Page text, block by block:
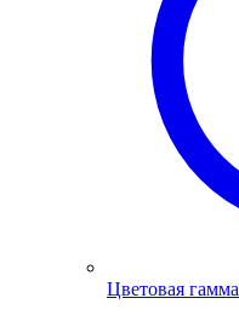
Цветовая гамма